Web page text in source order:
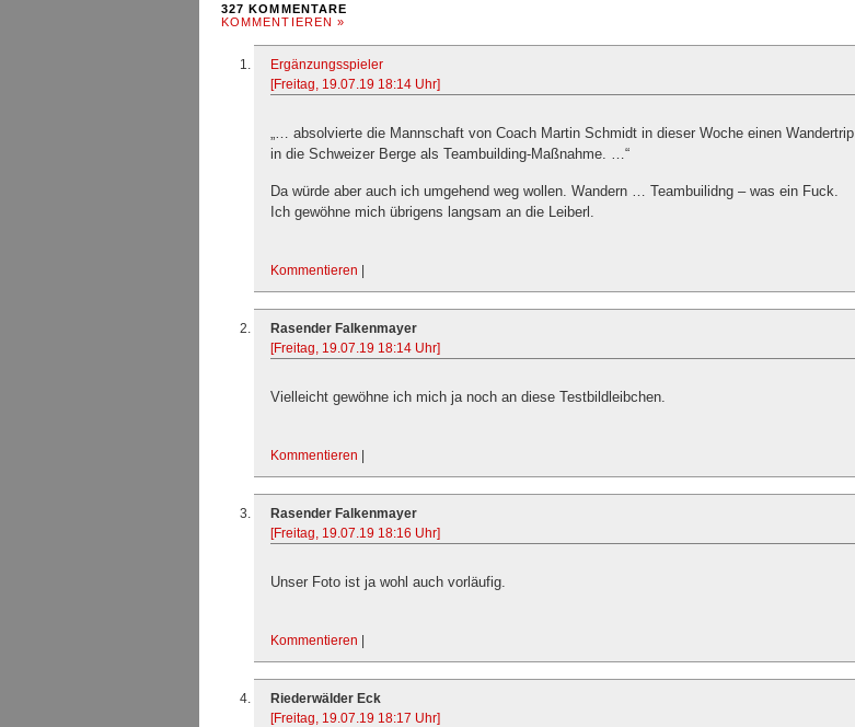
327 KOMMENTARE
KOMMENTIEREN »
Ergänzungsspieler
[Freitag, 19.07.19 18:14 Uhr]
„… absolvierte die Mannschaft von Coach Martin Schmidt in dieser Woche einen Wandertrip
in die Schweizer Berge als Teambuilding-Maßnahme. …“
Da würde aber auch ich umgehend weg wollen. Wandern … Teambuilidng – was ein Fuck.
Ich gewöhne mich übrigens langsam an die Leiberl.
Kommentieren |
Rasender Falkenmayer
[Freitag, 19.07.19 18:14 Uhr]
Vielleicht gewöhne ich mich ja noch an diese Testbildleibchen.
Kommentieren |
Rasender Falkenmayer
[Freitag, 19.07.19 18:16 Uhr]
Unser Foto ist ja wohl auch vorläufig.
Kommentieren |
Riederwälder Eck
[Freitag, 19.07.19 18:17 Uhr]